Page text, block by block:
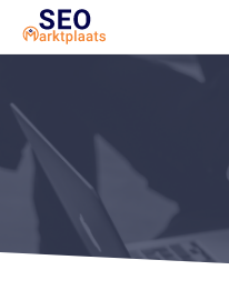
SEO
Marketeer
1. Seo
2.